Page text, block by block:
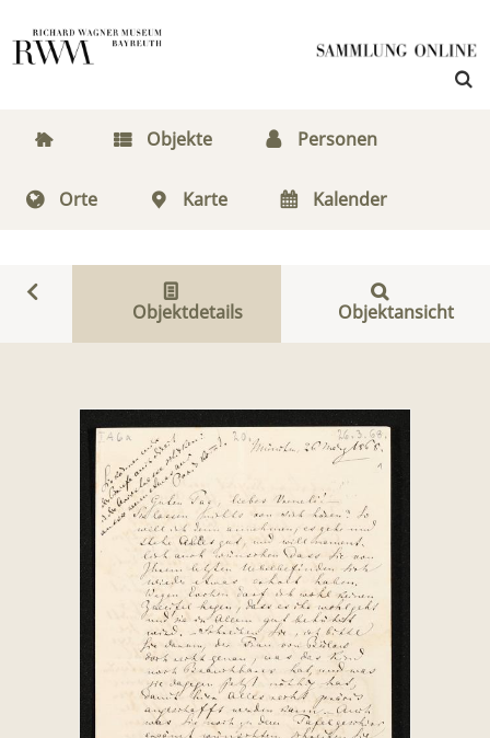
Objekte Personen
Orte Karte Kalender
Objektdetails Objektansicht